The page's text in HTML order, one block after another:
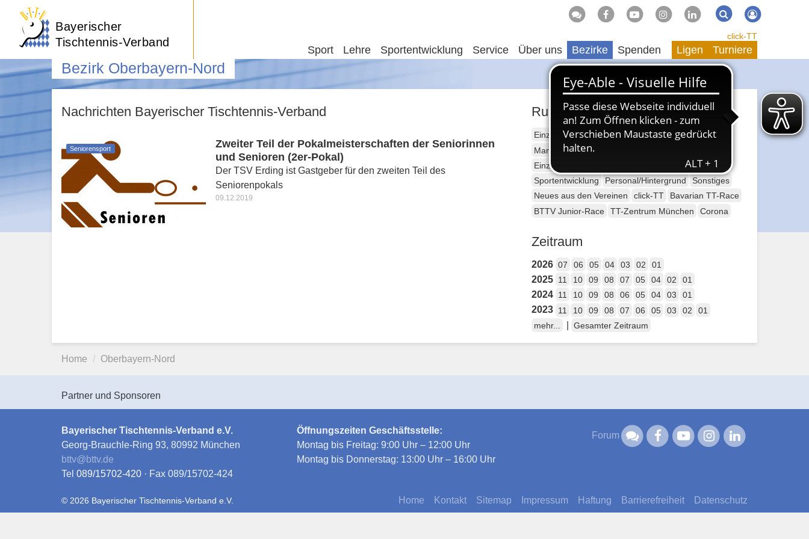
Bayerischer
Tischtennis-Verband
Suche Suchen
Sport Lehre Sportentwicklung Service Über uns Bezirke Spenden
click-TT
Ligen Turniere
Bezirk Oberbayern-Nord
Nachrichten Bayerischer Tischtennis-Verband
Seniorensport
Zweiter Teil der Pokalmeisterschaften der Seniorinnen
und Senioren (2er-Pokal)
Der TSV Erding ist Gastgeber für den zweiten Teil des
Seniorenpokals
09.12.2019
Rubriken
Einzelsport Erwachsene
Mannschaftssport Erwachsene
Einzelsport Jugend
Mannschaftssport Jugend
Sportentwicklung
Personal/Hintergrund
Sonstiges
Neues aus den Vereinen
click-TT
Bavarian TT-Race
BTTV Junior-Race
TT-Zentrum München Corona
Zeitraum
2026 07 06 05 04 03 02 01
2025 11 10 09 08 07 05 04 02 01
2024 11 10 09 08 06 05 04 03 01
2023 11 10 09 08 07 06 05 03 02
01
mehr...
Gesamter Zeitraum
Home Oberbayern-Nord
Partner und Sponsoren
Bayerischer Tischtennis-Verband e.V.
Georg-Brauchle-Ring 93, 80992 München
bttv@bttv.de
Tel 089/15702-420 · Fax 089/15702-424
Öffnungszeiten Geschäftsstelle:
Montag bis Freitag: 9:00 Uhr – 12:00 Uhr
Montag bis Donnerstag: 13:00 Uhr – 16:00 Uhr
Forum
Home Kontakt Sitemap Impressum Haftung Barrierefreiheit Datenschutz
© 2026 Bayerischer Tischtennis-Verband e.V.